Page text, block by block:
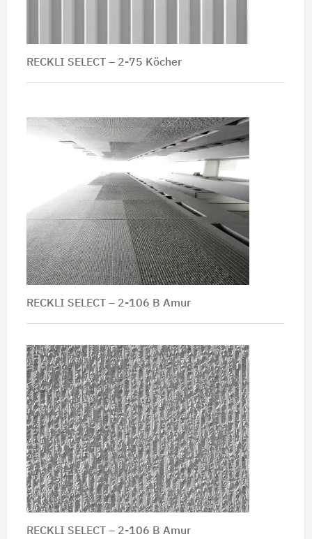
RECKLI SELECT – 2-75 Köcher
RECKLI SELECT – 2-106 B Amur
RECKLI SELECT – 2-106 B Amur